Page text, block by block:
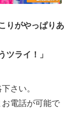
りがやっぱりあ
ツライ！」
さい。
お電話が可能で